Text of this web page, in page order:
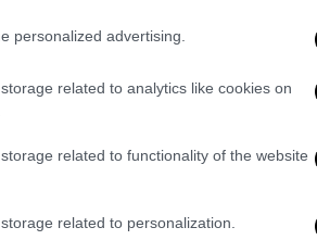
personalized advertising.
related to analytics like cookies on
related to functionality of the website
related to personalization.
Ο Παπαθανασίου, από το
κινηματογραφικές
του Ρίντλεϊ Σκοτ, «Η
«Τα μαύρα φεγγάρια